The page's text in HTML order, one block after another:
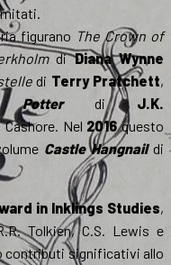
figurano The Crown of
diDiana Wynne
di Terry Pratchett,
Potterdi J.K.
Nel 2016questo
Castle Hangnaildi
in Inklings Studies,
Tolkien, C.S. Lewis e
contributi significativi allo